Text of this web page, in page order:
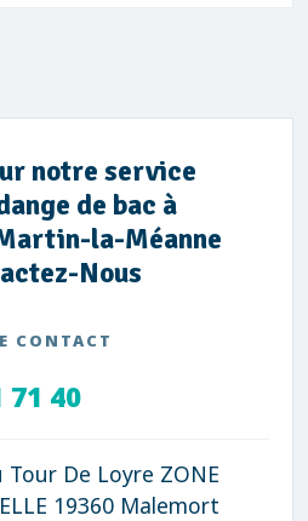
notre service
de bac à
la-Méanne
Nous
CONTACT
71 40
Tour De Loyre ZONE
19360 Malemort